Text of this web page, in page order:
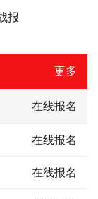
报
更多
在线报名
在线报名
在线报名